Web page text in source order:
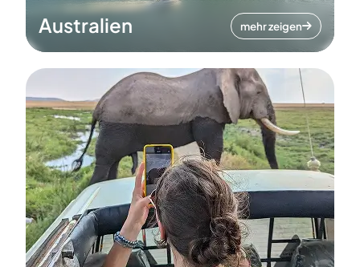
Australien mehr zeigen